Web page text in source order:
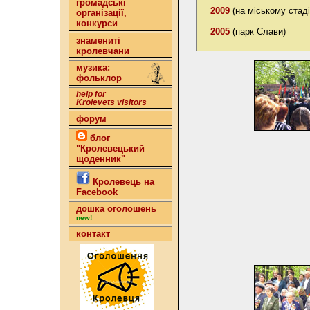
громадські
організації,
конкурси
знамениті
кролевчани
музика:
фольклор
help for
Krolevets visitors
форум
блог
"Кролевецький
щоденник"
Кролевець на
Facebook
дошка оголошень
new!
контакт
2009(на міському
2005(парк Слави)